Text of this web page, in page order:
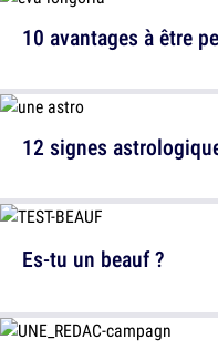
10 avantages à être
12 signes
Es-tu un beauf ?